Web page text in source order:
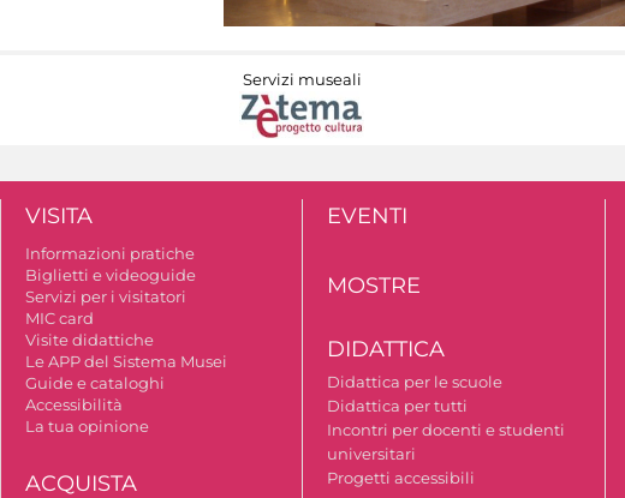
Servizi museali
VISITA
Informazioni pratiche
Biglietti e videoguide
Servizi per i visitatori
MIC card
Visite didattiche
Le APP del Sistema Musei
Guide e cataloghi
Accessibilità
La tua opinione
ACQUISTA
EVENTI
MOSTRE
DIDATTICA
Didattica per le scuole
Didattica per tutti
Incontri per docenti e studenti
universitari
Progetti accessibili